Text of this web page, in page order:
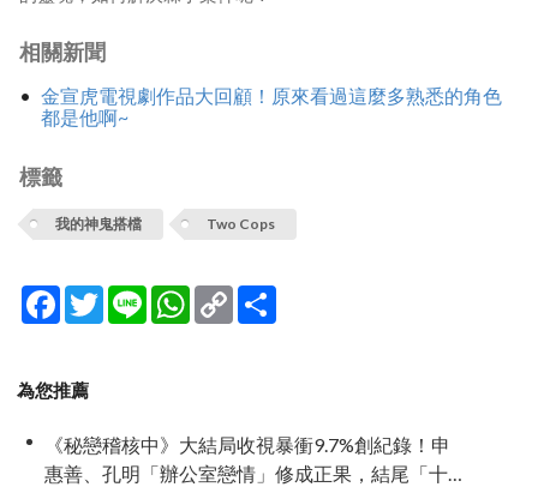
相關新聞
金宣虎電視劇作品大回顧！原來看過這麼多熟悉的角色
都是他啊~
標籤
我的神鬼搭檔 Two Cops
Facebook
TwitterLine WhatsApp
Copy
Link
為您推薦
《秘戀稽核中》大結局收視暴衝9.7%創紀錄！申
惠善、孔明「辦公室戀情」修成正果，結尾「十